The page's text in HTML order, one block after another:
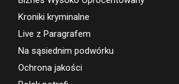
Bareizm ciągle żywy
Biznes Wysoko Oprocentowany
Kroniki kryminalne
Live z Paragrafem
Na sąsiednim podwórku